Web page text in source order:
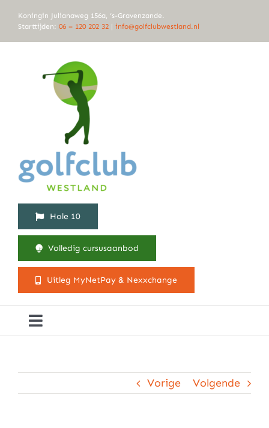
naar
Koningin Julianaweg 156a, ‘s-Gravenzande.
Starttijden: 06 – 120 202 32 | info@golfclubwestland.nl
Hole 10
Volledig cursusaanbod
Uitleg MyNetPay & Nexxchange
Toggle
Lessen
Vorige Volgende